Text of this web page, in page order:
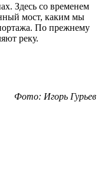
Здесь со временем
мост, каким мы
По прежнему
реку.
Фото: Игорь Гурьев